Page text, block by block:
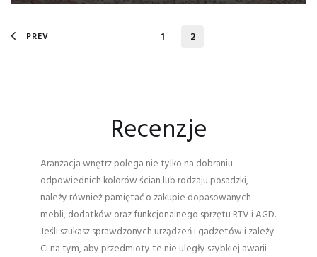
PREV 1 2
Recenzje
Aranżacja wnętrz polega nie tylko na dobraniu
odpowiednich kolorów ścian lub rodzaju posadzki,
należy również pamiętać o zakupie dopasowanych
mebli, dodatków oraz funkcjonalnego sprzętu RTV i AGD.
Jeśli szukasz sprawdzonych urządzeń i gadżetów i zależy
Ci na tym, aby przedmioty te nie uległy szybkiej awarii